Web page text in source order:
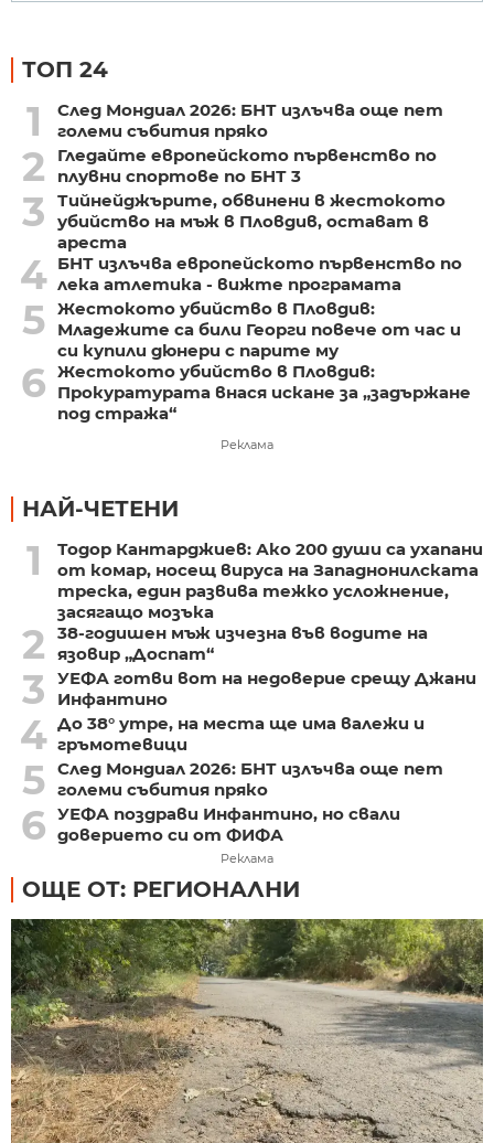
ТОП 24
1
След Мондиал 2026: БНТ излъчва още пет
големи събития пряко
2
Гледайте европейското първенство по
плувни спортове по БНТ 3
3
Тийнейджърите, обвинени в жестокото
убийство на мъж в Пловдив, остават в
ареста
4 БНТ излъчва европейското първенство по
лека атлетика - вижте програмата
5 Жестокото убийство в Пловдив:
Младежите са били Георги повече от час и
си купили дюнери с парите му
6 Жестокото убийство в Пловдив:
Прокуратурата внася искане за „задържане
под стража“
Реклама
НАЙ-ЧЕТЕНИ
1
Тодор Кантарджиев: Ако 200 души са ухапани
от комар, носещ вируса на Западнонилската
треска, един развива тежко усложнение,
засягащо мозъка
2
38-годишен мъж изчезна във водите на
язовир „Доспат“
3
УЕФА готви вот на недоверие срещу Джани
Инфантино
4 До 38° утре, на места ще има валежи и
гръмотевици
5 След Мондиал 2026: БНТ излъчва още пет
големи събития пряко
6 УЕФА поздрави Инфантино, но свали
доверието си от ФИФА
Реклама
ОЩЕ ОТ: РЕГИОНАЛНИ